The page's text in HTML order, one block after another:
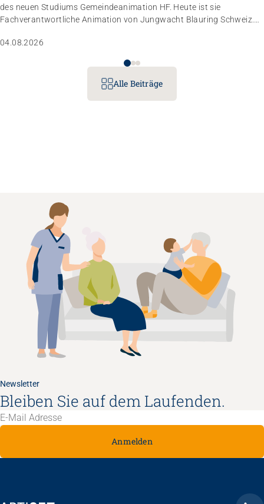
des neuen Studiums Gemeindeanimation HF. Heute ist sie
Fachverantwortliche Animation von Jungwacht Blauring Schweiz.
gemanagt hat, wartet nun ihr persönliches Grossprojekt.
04.08.2026
Alle Beiträge
Newsletter
Bleiben Sie auf dem Laufenden.
Anmelden